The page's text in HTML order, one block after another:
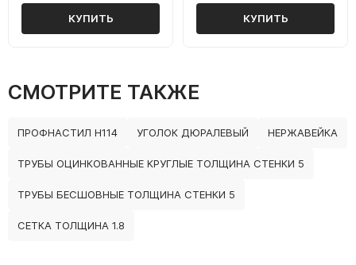
КУПИТЬ КУПИТЬ
СМОТРИТЕ ТАКЖЕ
ПРОФНАСТИЛ Н114 УГОЛОК ДЮРАЛЕВЫЙ НЕРЖАВЕЙКА
ТРУБЫ ОЦИНКОВАННЫЕ КРУГЛЫЕ ТОЛЩИНА СТЕНКИ 5
ТРУБЫ БЕСШОВНЫЕ ТОЛЩИНА СТЕНКИ 5
СЕТКА ТОЛЩИНА 1.8